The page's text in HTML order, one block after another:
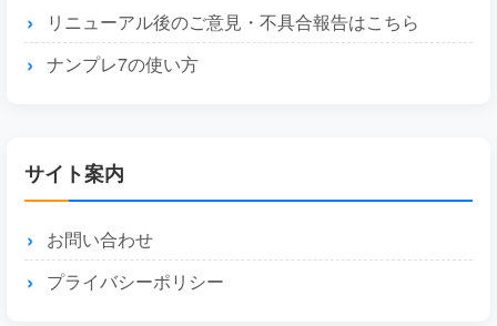
リニューアル後のご意見・不具合報告はこちら
ナンプレ7の使い方
サイト案内
お問い合わせ
プライバシーポリシー